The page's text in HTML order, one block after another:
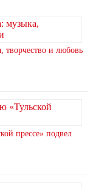
и любовь
прессе» подвел